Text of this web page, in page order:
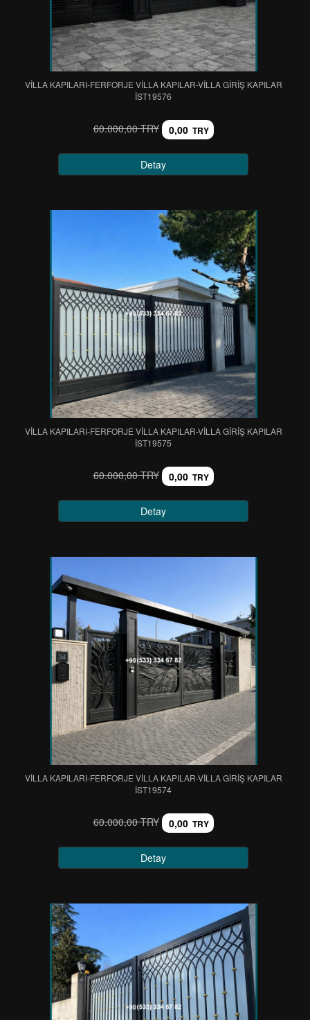
VİLLA KAPILARI-FERFORJE VİLLA KAPILAR-VİLLA GİRİŞ KAPILAR
IST19576
60.000,00 TRY 0,00 TRY
Detay
VİLLA KAPILARI-FERFORJE VİLLA KAPILAR-VİLLA GİRİŞ KAPILAR
IST19575
60.000,00 TRY 0,00 TRY
Detay
VİLLA KAPILARI-FERFORJE VİLLA KAPILAR-VİLLA GİRİŞ KAPILAR
IST19574
60.000,00 TRY 0,00 TRY
Detay